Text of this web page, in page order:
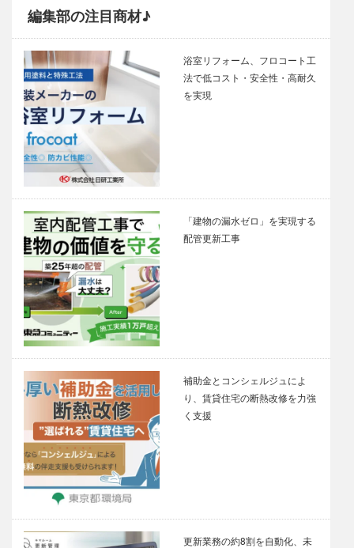
編集部の注目商材♪
浴室リフォーム、フロコート工
法で低コスト・安全性・高耐久
を実現
「建物の漏水ゼロ」を実現する
配管更新工事
補助金とコンシェルジュによ
り、賃貸住宅の断熱改修を力強
く支援
更新業務の約8割を自動化、未